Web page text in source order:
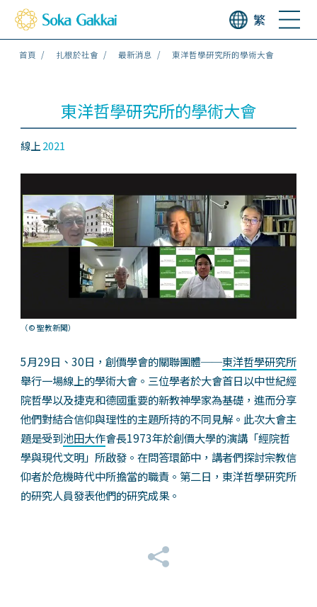
繁
首頁 扎根於社會 最新消息 東洋哲學研究所的學術大會
東洋哲學研究所的學術大會
線上2021
（© 聖教新聞）
5月29日、30日，創價學會的關聯團體──東洋哲學研究所
舉行一場線上的學術大會。三位學者於大會首日以中世紀經
院哲學以及捷克和德國重要的新教神學家為基礎，進而分享
他們對結合信仰與理性的主題所持的不同見解。此次大會主
題是受到池田大作會長1973年於創價大學的演講「經院哲
學與現代文明」所啟發。在問答環節中，講者們探討宗教信
仰者於危機時代中所擔當的職責。第二日，東洋哲學研究所
的研究人員發表他們的研究成果。